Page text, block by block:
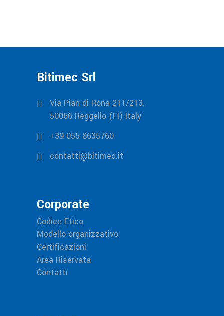
Bitimec Srl
Via Pian di Rona 211/213,
50066 Reggello (FI) Italy
+39 055 8635760
contatti@bitimec.it
Corporate
Codice Etico
Modello organizzativo
Certificazioni
Area Riservata
Contatti